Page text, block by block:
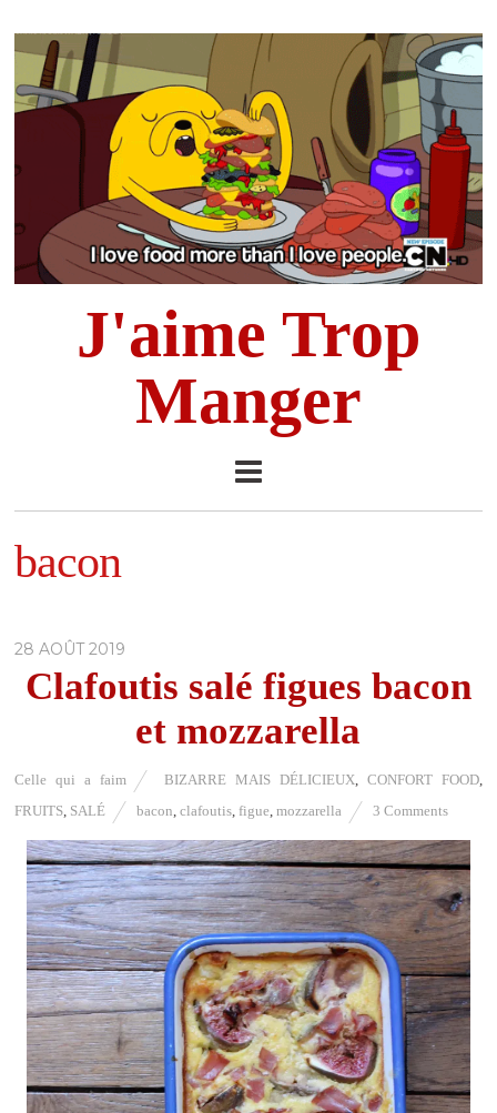
J'aime Trop
Manger
bacon
28 AOÛT 2019
Clafoutis salé figues bacon
et mozzarella
Celle qui a faim BIZARRE MAIS DÉLICIEUX CONFORT FOOD,
FRUITS SALÉ bacon ,clafoutis figue ,mozzarella 3 Comments